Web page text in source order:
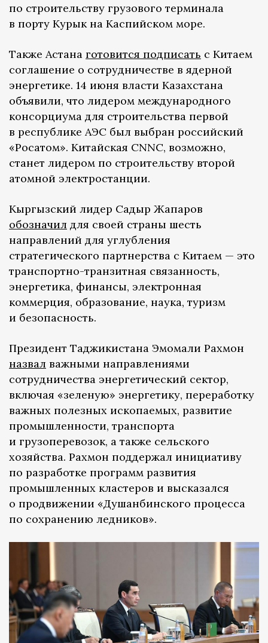
по строительству грузового терминала
в порту Курык на Каспийском море.
Также Астана готовится подписать с Китаем
соглашение о сотрудничестве в ядерной
энергетике. 14 июня власти Казахстана
объявили, что лидером международного
консорциума для строительства первой
в республике АЭС был выбран российский
«Росатом». Китайская CNNC, возможно,
станет лидером по строительству второй
атомной электростанции.
Кыргызский лидер Садыр Жапаров
обозначил для своей страны шесть
направлений для углубления
стратегического партнерства с Китаем — это
транспортно-транзитная связанность,
энергетика, финансы, электронная
коммерция, образование, наука, туризм
и безопасность.
Президент Таджикистана Эмомали Рахмон
назвал важными направлениями
сотрудничества энергетический сектор,
включая «зеленую» энергетику, переработку
важных полезных ископаемых, развитие
промышленности, транспорта
и грузоперевозок, а также сельского
хозяйства. Рахмон поддержал инициативу
по разработке программ развития
промышленных кластеров и высказался
о продвижении «Душанбинского процесса
по сохранению ледников».